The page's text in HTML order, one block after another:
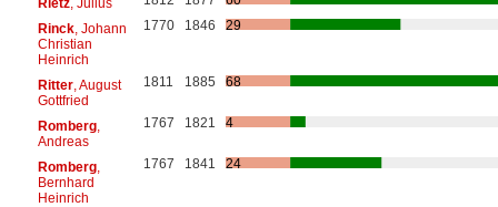
Rinck, Johann
Christian
Heinrich
1770 1846 29
Ritter, August
Gottfried
1811 1885 68
Romberg,
Andreas
1767 1821 4
Romberg,
Bernhard
Heinrich
1767 1841 24